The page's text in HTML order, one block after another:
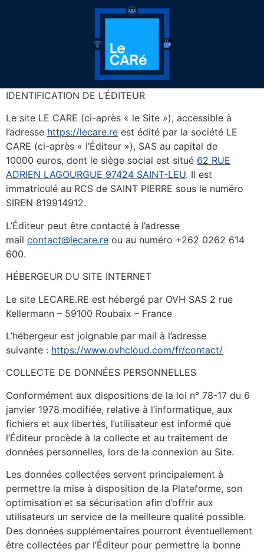
IDENTIFICATION DE L’ÉDITEUR
Le site LE CARE (ci-après « le Site »), accessible à
l’adresse https://lecare.re est édité par la société LE
CARE (ci-après « l’Éditeur »), SAS au capital de
10000 euros, dont le siège social est situé 62 RUE
ADRIEN LAGOURGUE 97424 SAINT-LEU. Il est
immatriculé au RCS de SAINT PIERRE sous le numéro
SIREN 819914912.
L’Éditeur peut être contacté à l’adresse
mail contact@lecare.re ou au numéro +262 0262 614
600.
HÉBERGEUR DU SITE INTERNET
Le site LECARE.RE est hébergé par OVH SAS 2 rue
Kellermann – 59100 Roubaix – France
L’hébergeur est joignable par mail à l’adresse
suivante : https://www.ovhcloud.com/fr/contact/
COLLECTE DE DONNÉES PERSONNELLES
Conformément aux dispositions de la loi n° 78-17 du 6
janvier 1978 modifiée, relative à l’informatique, aux
fichiers et aux libertés, l’utilisateur est informé que
l’Éditeur procède à la collecte et au traitement de
données personnelles, lors de la connexion au Site.
Les données collectées servent principalement à
permettre la mise à disposition de la Plateforme, son
optimisation et sa sécurisation afin d’offrir aux
utilisateurs un service de la meilleure qualité possible.
Des données supplémentaires pourront éventuellement
être collectées par l’Éditeur pour permettre la bonne